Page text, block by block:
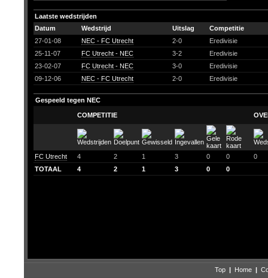
Laatste wedstrijden
Datum
Wedstrijd Uitslag
Competitie
27-01-08
NEC - FC Utrecht 2-0
Eredivisie
25-11-07
FC Utrecht - NEC 3-2
Eredivisie
23-02-07
FC Utrecht - NEC 3-0
Eredivisie
09-12-06
NEC - FC Utrecht 2-0 Eredivisie
Gespeeld tegen NEC
COMPETITIE
FC Utrecht 4 2 1 3 0 0
0
TOTAAL
4 2 1 3 0 0
Top | Home |